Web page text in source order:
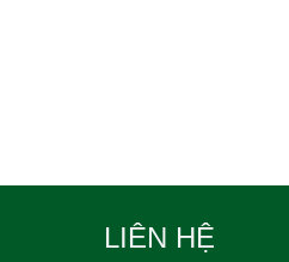
LIÊN HỆ